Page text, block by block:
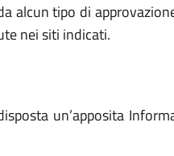
alcun tipo di
nei siti indicati.
un’apposita